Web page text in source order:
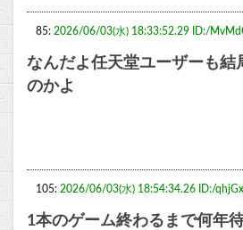
85: 2026/06/03(水) 18:33:52.29 ID:/
なんだよ任天堂ユーザーも結
のかよ
105: 2026/06/03(水) 18:54:34.26 ID:/
1本のゲーム終わるまで何年